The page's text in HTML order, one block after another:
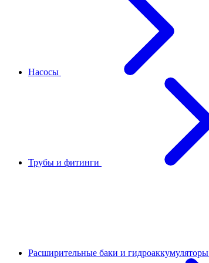
Насосы
Трубы и фитинги
Расширительные баки и гидроаккумуляторы